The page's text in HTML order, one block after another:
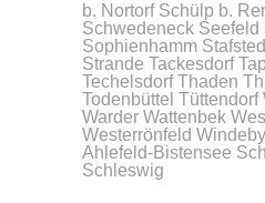
b. Nortorf Schülp b.
Schwedeneck Seefeld
Sophienhamm
Strande Tackesdorf
Techelsdorf Thaden
Todenbüttel Tüttendorf
Warder Wattenbek
Westerrönfeld Windeby
Ahlefeld-Bistensee
Schleswig